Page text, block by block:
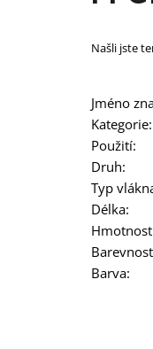
Našli jste
Jméno
Kategorie:
Použití:
Druh:
Typ
Délka:
Hmotnost
Barevnost
Barva: